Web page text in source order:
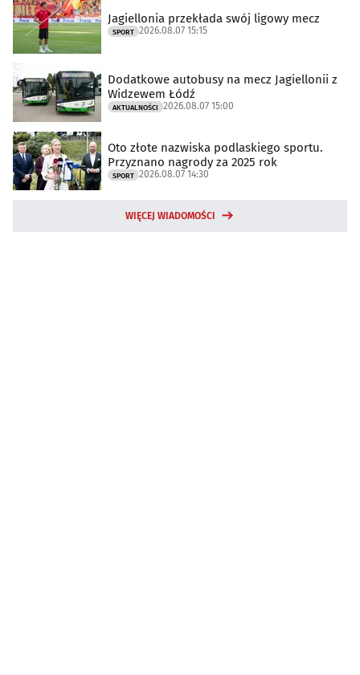
Jagiellonia przekłada swój ligowy mecz
SPORT 2026.08.07 15:15
Dodatkowe autobusy na mecz Jagiellonii z
Widzewem Łódź
AKTUALNOŚCI 2026.08.07 15:00
Oto złote nazwiska podlaskiego sportu.
Przyznano nagrody za 2025 rok
SPORT 2026.08.07 14:30
WIĘCEJ WIADOMOŚCI